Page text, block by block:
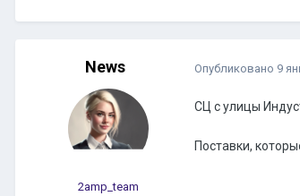
News
2amp_team
Опубликовано 9
СЦ с улицы
Поставки,